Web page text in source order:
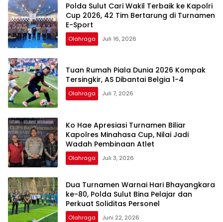
Polda Sulut Cari Wakil Terbaik ke Kapolri
Cup 2026, 42 Tim Bertarung di Turnamen
E-Sport
Olahraga Juli 16, 2026
Tuan Rumah Piala Dunia 2026 Kompak
Tersingkir, AS Dibantai Belgia 1-4
Olahraga Juli 7, 2026
Ko Hae Apresiasi Turnamen Biliar
Kapolres Minahasa Cup, Nilai Jadi
Wadah Pembinaan Atlet
Olahraga Juli 3, 2026
Dua Turnamen Warnai Hari Bhayangkara
ke-80, Polda Sulut Bina Pelajar dan
Perkuat Soliditas Personel
Olahraga Juni 22, 2026